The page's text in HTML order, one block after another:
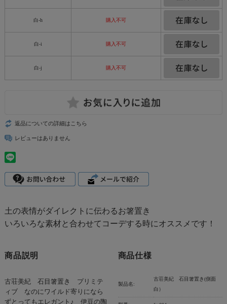
白-h 購入不可
白-i 購入不可
白-j 購入不可
返品についての詳細はこちら
レビューはありません
土の表情がダイレクトに伝わるお箸置き
いろいろな素材と合わせてコーデする時にオススメです！
商品説明
古荘美紀 石目箸置き プリミテ
ィブ なのにワイルド寄りになら
ずとってもエレガント♪ 伊豆の陶
商品仕様
製品名:
古荘美紀 石目箸置き(側面
白）